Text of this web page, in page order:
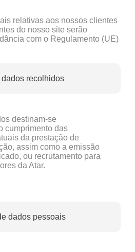
relativas aos nossos clientes
do nosso site serão
com o Regulamento (UE)
recolhidos
destinam-se
cumprimento das
da prestação de
assim como a emissão
ou recrutamento para
da Atar.
dados pessoais